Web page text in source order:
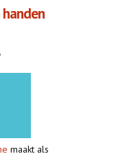
handen
maakt als